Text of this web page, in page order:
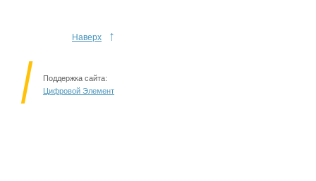
Наверх ↑
Поддержка сайта:
Цифровой Элемент